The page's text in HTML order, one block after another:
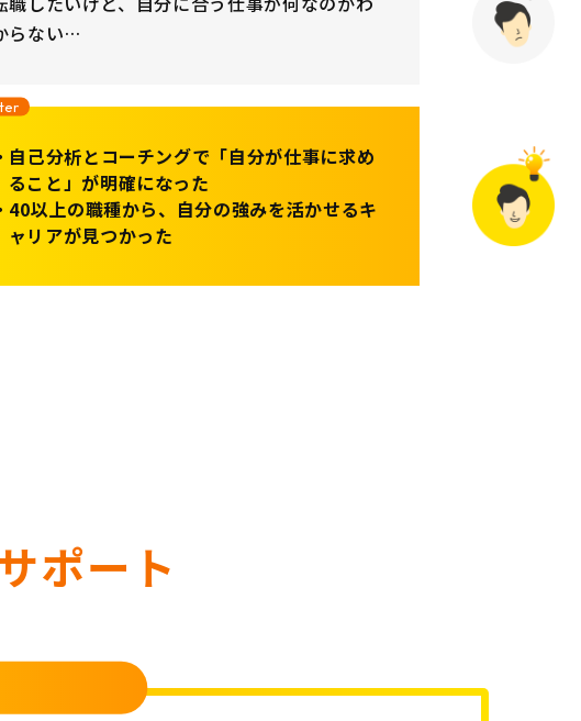
らない…
自己分析とコーチングで「自分が仕事に求め
ること」が明確になった
40以上の職種から、自分の強みを活かせるキ
ャリアが見つかった
ポート